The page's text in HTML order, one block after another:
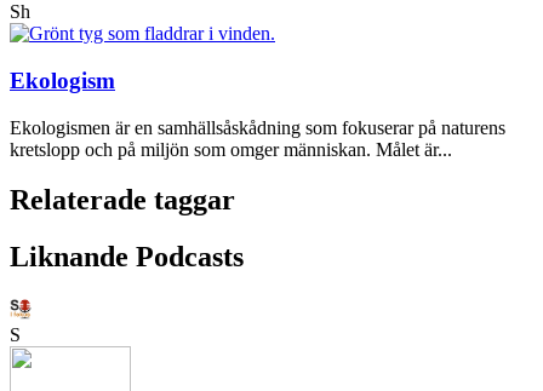
Sh
Ekologism
Ekologismen är en samhällsåskådning som fokuserar på naturens
kretslopp och på miljön som omger människan. Målet är...
Relaterade taggar
Liknande Podcasts
S